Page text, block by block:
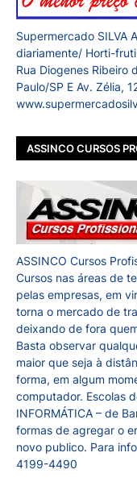
Supermercado SILVA
diariamente/ Horti-fruti
Rua Diogenes Ribeiro
Paulo/SP E Av. Zélia,
ASSINCO CURSOS
ASSINCO Cursos
Cursos nas áreas de
pelas empresas, em
torna o mercado de
deixando de fora
Basta observar
maior que seja à
forma, em algum
computador. Escolas
INFORMÁTICA – de
formas de agregar o
novo publico. Para
4199-4490